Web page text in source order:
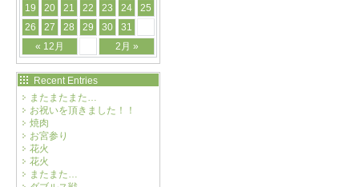
« 12月 2月 »
19
20 21 22 23 24
25
26
27 28 29 30 31
Recent Entries
またまたまた…
お祝いを頂きました！！
焼肉
お宮参り
花火
花火
またまた…